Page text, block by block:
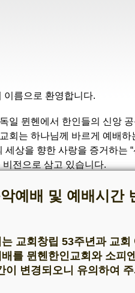
이름으로 환영합니다.
일 뮌헨에서 한인들의 신앙
는 하나님께 바르게 예배하
상을 향한 사랑을 증거하는
비전으로 삼고 있습니다.
인들의 신앙공동체”가 아닌
찾는 모든 외국인들까지도
은혜의 통로가 되고자 모두가
수 있기를 바랍니다.
예배 및 예배시간
교회창립 53주년과 교회
를 뮌헨한인교회와 소피
이 변경되오니 유의하여